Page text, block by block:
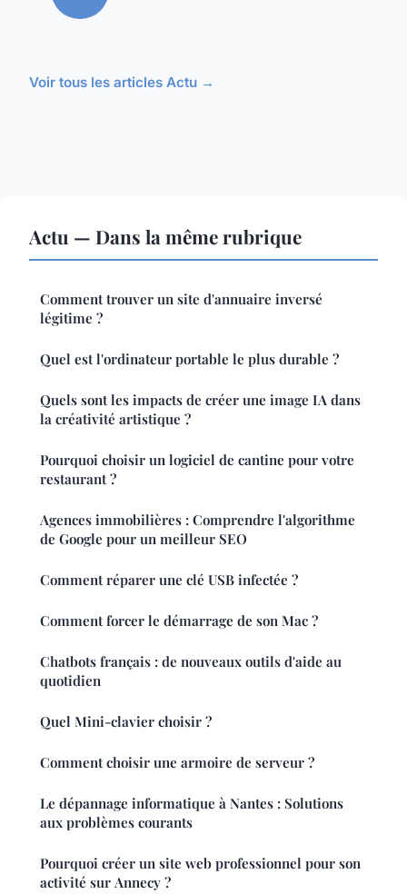
Voir tous les articles Actu →
Actu — Dans la même rubrique
Comment trouver un site d'annuaire inversé
légitime ?
Quel est l'ordinateur portable le plus durable ?
Quels sont les impacts de créer une image IA dans
la créativité artistique ?
Pourquoi choisir un logiciel de cantine pour votre
restaurant ?
Agences immobilières : Comprendre l'algorithme
de Google pour un meilleur SEO
Comment réparer une clé USB infectée ?
Comment forcer le démarrage de son Mac ?
Chatbots français : de nouveaux outils d'aide au
quotidien
Quel Mini-clavier choisir ?
Comment choisir une armoire de serveur ?
Le dépannage informatique à Nantes : Solutions
aux problèmes courants
Pourquoi créer un site web professionnel pour son
activité sur Annecy ?